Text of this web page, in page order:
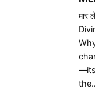
मार
—its